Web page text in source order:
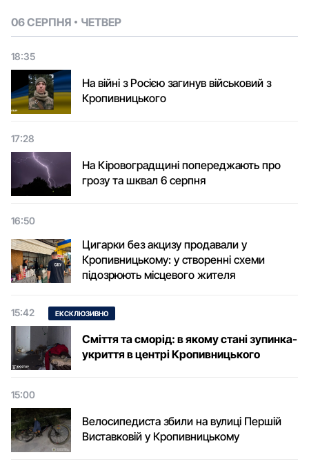
06 СЕРПНЯ ЧЕТВЕР
18:35
На війні з Росією загинув військовий з
Кропивницького
17:28
На Кіровоградщині попереджають про
грозу та шквал 6 серпня
16:50
Цигарки без акцизу продавали у
Кропивницькому: у створенні схеми
підозрюють місцевого жителя
15:42 ЕКСКЛЮЗИВНО
Сміття та сморід: в якому стані зупинка-
укриття в центрі Кропивницького
15:00
Велосипедиста збили на вулиці Першій
Виставковій у Кропивницькому